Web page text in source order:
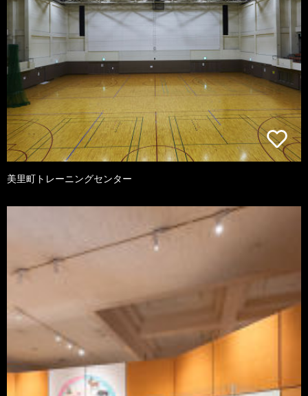
美里町トレーニングセンター